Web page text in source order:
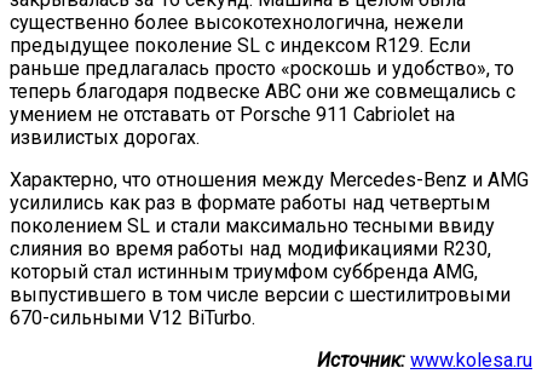
существенно более высокотехнологична, нежели
предыдущее поколение SL с индексом R129. Если
раньше предлагалась просто «роскошь и удобство», то
теперь благодаря подвеске ABC они же совмещались с
умением не отставать от Porsche 911 Cabriolet на
извилистых дорогах.
Характерно, что отношения между Mercedes-Benz и AMG
усилились как раз в формате работы над четвертым
поколением SL и стали максимально тесными ввиду
слияния во время работы над модификациями R230,
который стал истинным триумфом суббренда AMG,
выпустившего в том числе версии с шестилитровыми
670-сильными V12 BiTurbo.
Источник: www.kolesa.ru